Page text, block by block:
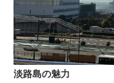
淡路島の魅力